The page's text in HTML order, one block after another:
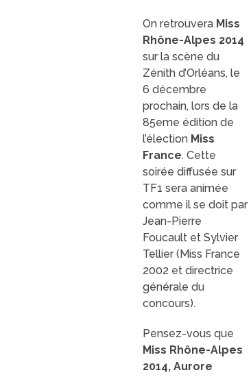
On retrouvera Miss
Rhône-Alpes 2014
sur la scène du
Zénith d’Orléans, le
6 décembre
prochain, lors de la
85eme édition de
l’élection Miss
France. Cette
soirée diffusée sur
TF1 sera animée
comme il se doit par
Jean-Pierre
Foucault et Sylvier
Tellier (Miss France
2002 et directrice
générale du
concours).
Pensez-vous que
Miss Rhône-Alpes
2014, Aurore